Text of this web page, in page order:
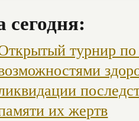
сегодня:
турнир
их жертв